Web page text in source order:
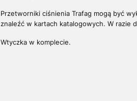
Przetworniki ciśnienia Trafag mogą być
znaleźć w kartach katalogowych. W razie
Wtyczka w komplecie.